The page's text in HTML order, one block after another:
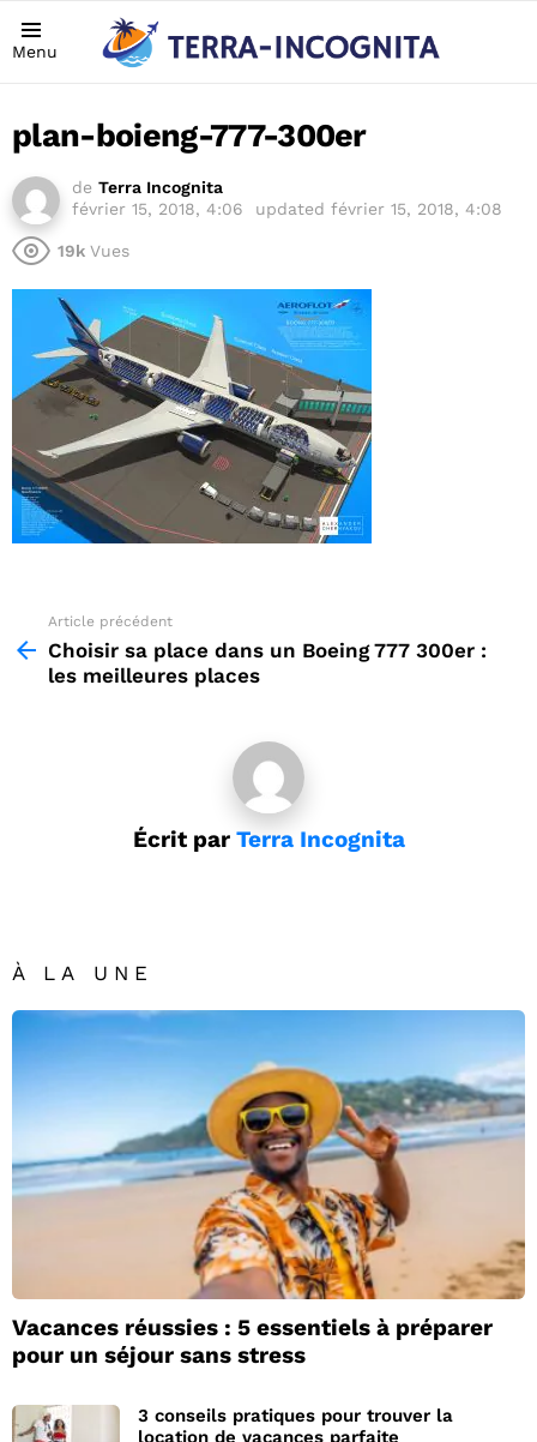
Menu
plan-boieng-777-300er
de Terra Incognita
février 15, 2018, 4:06
updated février 15, 2018, 4:08
19k Vues
more
Article précédent
Choisir sa place dans un Boeing 777 300er :
les meilleures places
Écrit par Terra Incognita
À LA UNE
Vacances réussies : 5 essentiels à préparer
pour un séjour sans stress
3 conseils pratiques pour trouver la
location de vacances parfaite